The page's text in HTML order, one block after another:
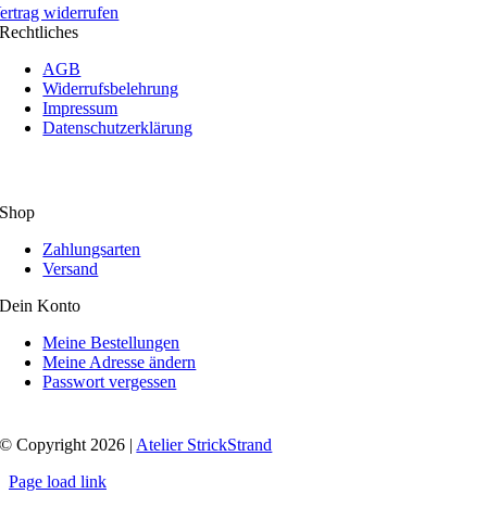
widerrufen
Rechtliches
AGB
Widerrufsbelehrung
Impressum
Datenschutzerklärung
Shop
Zahlungsarten
Versand
Dein Konto
Meine Bestellungen
Meine Adresse ändern
Passwort vergessen
© Copyright 2026 | Atelier StrickStrand
Page load link